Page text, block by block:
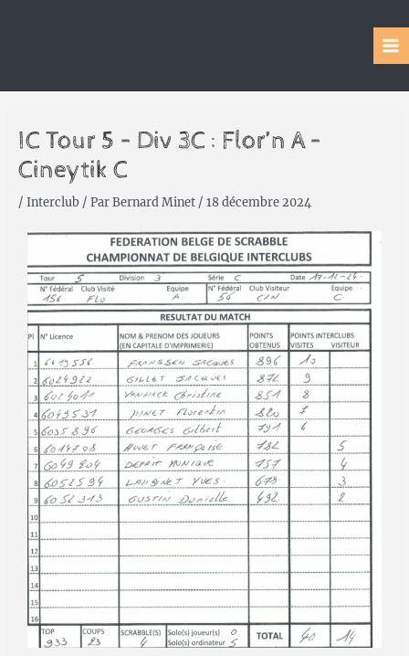
IC Tour 5 – Div 3C : Flor’n A –
Cineytik C
/ Interclub/ ParBernard Minet / 18 décembre 2024